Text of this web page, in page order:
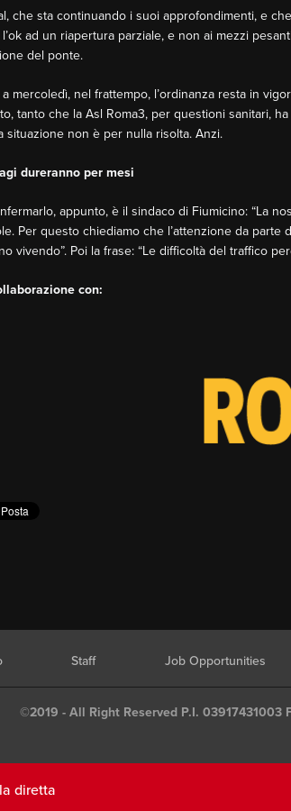
diretta
che sta continuando i suoi approfondimenti, e
ad un riapertura parziale, e non ai mezzi
del ponte.
a mercoledì, nel frattempo, l’ordinanza resta in
tanto che la Asl Roma3, per questioni sanitari,
situazione non è per nulla risolta. Anzi.
dureranno per mesi
appunto, è il sindaco di Fiumicino: “La
Per questo chiediamo che l’attenzione da
vivendo”. Poi la frase: “Le difficoltà del traffico
con:
Staff Job Opportunities
©2019 - All Right Reserved P.I. 03917431003